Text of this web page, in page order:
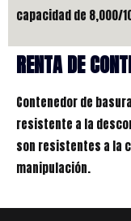
capacidad de 8,000/
RENTA DE
Contenedor de
resistente a la
son resistentes a la
manipulación.